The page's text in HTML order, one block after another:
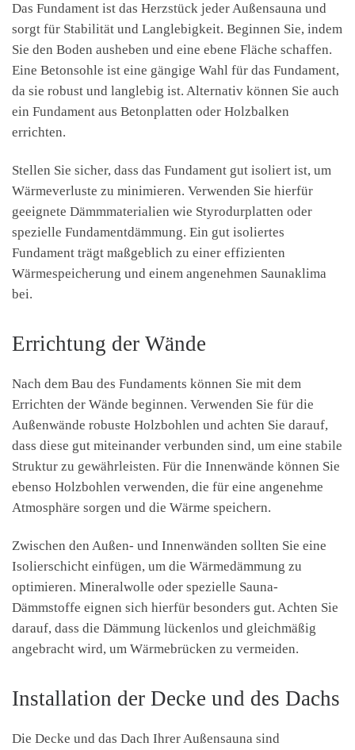
Das Fundament ist das Herzstück jeder Außensauna und
sorgt für Stabilität und Langlebigkeit. Beginnen Sie, indem
Sie den Boden ausheben und eine ebene Fläche schaffen.
Eine Betonsohle ist eine gängige Wahl für das Fundament,
da sie robust und langlebig ist. Alternativ können Sie auch
ein Fundament aus Betonplatten oder Holzbalken
errichten.
Stellen Sie sicher, dass das Fundament gut isoliert ist, um
Wärmeverluste zu minimieren. Verwenden Sie hierfür
geeignete Dämmmaterialien wie Styrodurplatten oder
spezielle Fundamentdämmung. Ein gut isoliertes
Fundament trägt maßgeblich zu einer effizienten
Wärmespeicherung und einem angenehmen Saunaklima
bei.
Errichtung der Wände
Nach dem Bau des Fundaments können Sie mit dem
Errichten der Wände beginnen. Verwenden Sie für die
Außenwände robuste Holzbohlen und achten Sie darauf,
dass diese gut miteinander verbunden sind, um eine stabile
Struktur zu gewährleisten. Für die Innenwände können Sie
ebenso Holzbohlen verwenden, die für eine angenehme
Atmosphäre sorgen und die Wärme speichern.
Zwischen den Außen- und Innenwänden sollten Sie eine
Isolierschicht einfügen, um die Wärmedämmung zu
optimieren. Mineralwolle oder spezielle Sauna-
Dämmstoffe eignen sich hierfür besonders gut. Achten Sie
darauf, dass die Dämmung lückenlos und gleichmäßig
angebracht wird, um Wärmebrücken zu vermeiden.
Installation der Decke und des Dachs
Die Decke und das Dach Ihrer Außensauna sind